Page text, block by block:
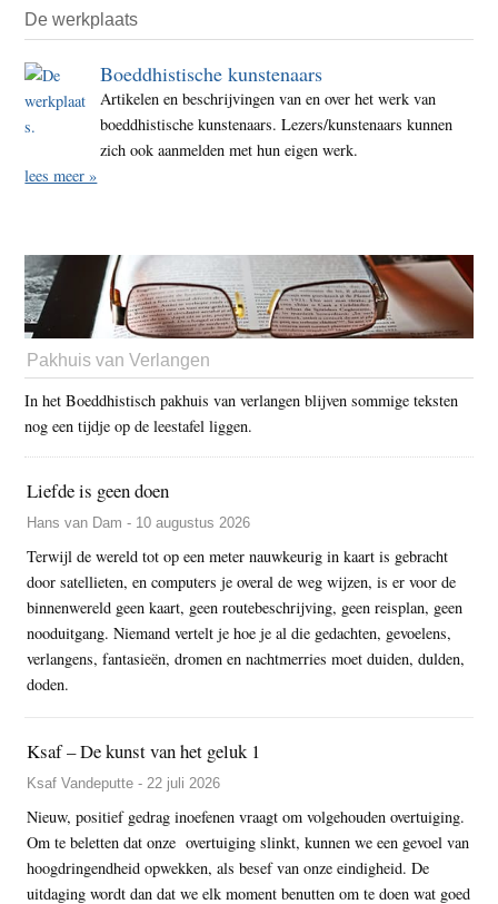
De werkplaats
Boeddhistische kunstenaars
Artikelen en beschrijvingen van en over het werk van
boeddhistische kunstenaars. Lezers/kunstenaars kunnen
zich ook aanmelden met hun eigen werk.
lees meer »
Pakhuis van Verlangen
In het Boeddhistisch pakhuis van verlangen blijven sommige teksten
nog een tijdje op de leestafel liggen.
Liefde is geen doen
Hans van Dam - 10 augustus 2026
Terwijl de wereld tot op een meter nauwkeurig in kaart is gebracht
door satellieten, en computers je overal de weg wijzen, is er voor de
binnenwereld geen kaart, geen routebeschrijving, geen reisplan, geen
nooduitgang. Niemand vertelt je hoe je al die gedachten, gevoelens,
verlangens, fantasieën, dromen en nachtmerries moet duiden, dulden,
doden.
Ksaf – De kunst van het geluk 1
Ksaf Vandeputte - 22 juli 2026
Nieuw, positief gedrag inoefenen vraagt om volgehouden overtuiging.
Om te beletten dat onze overtuiging slinkt, kunnen we een gevoel van
hoogdringendheid opwekken, als besef van onze eindigheid. De
uitdaging wordt dan dat we elk moment benutten om te doen wat goed